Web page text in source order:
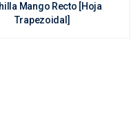
Mango Recto [Hoja
Trapezoidal]